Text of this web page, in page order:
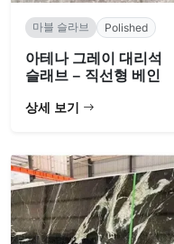
마블 슬라브 Polished
아테나 그레이 대리석
슬래브 – 직선형 베인
상세 보기